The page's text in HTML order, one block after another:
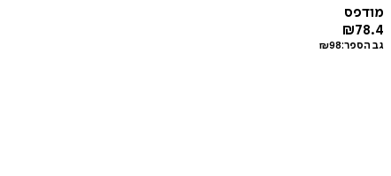
מודפס
₪78.4
גב הספר: ₪98